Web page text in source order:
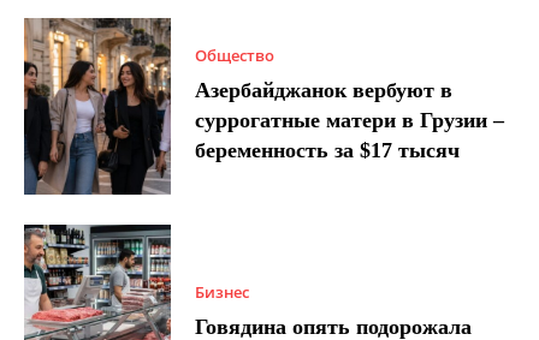
Общество
Азербайджанок вербуют в
суррогатные матери в Грузии –
беременность за $17 тысяч
Бизнес
Говядина опять подорожала